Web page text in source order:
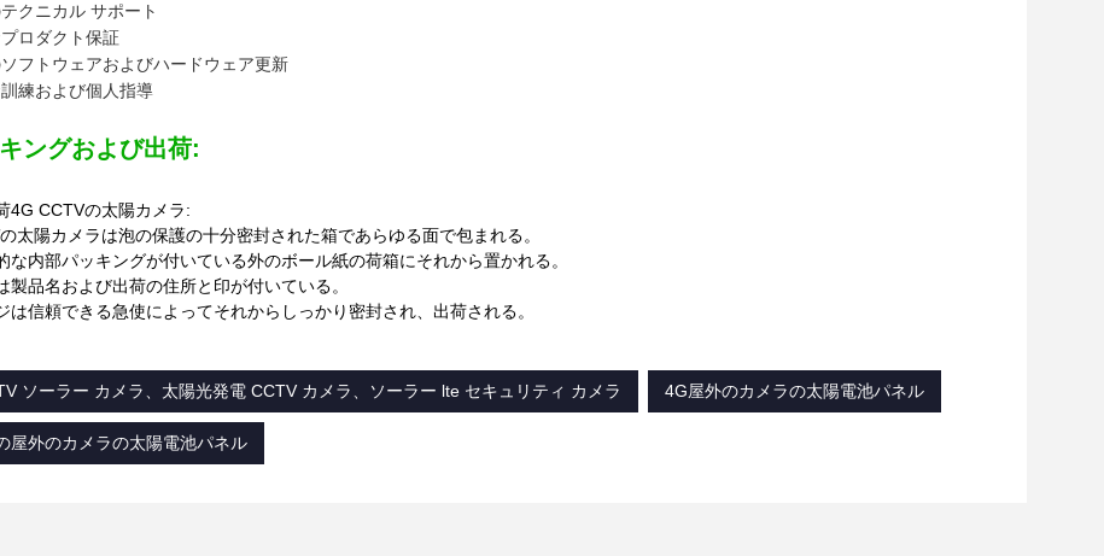
クニカル サポート
ロダクト保証
フトウェアおよびハードウェア更新
練および個人指導
ングおよび出荷:
4G CCTVの太陽カメラ:
太陽カメラは泡の保護の十分密封された箱であらゆる面で包まれる。
な内部パッキングが付いている外のボール紙の荷箱にそれから置かれる。
製品名および出荷の住所と印が付いている。
は信頼できる急使によってそれからしっかり密封され、出荷される。
ソーラー カメラ、太陽光発電 CCTV カメラ、ソーラー lte セキュリティ カメラ
4G屋外のカメラの太陽電池パネル
屋外のカメラの太陽電池パネル